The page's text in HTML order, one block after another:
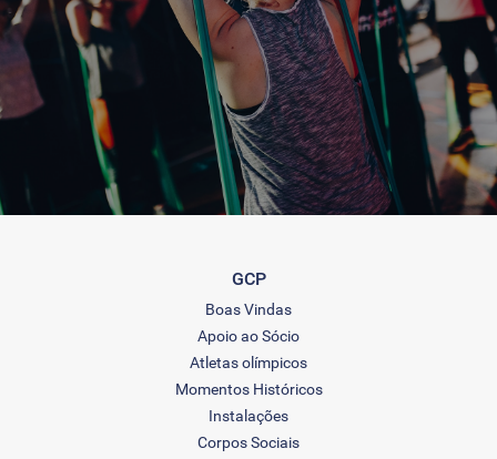
GCP
Boas Vindas
Apoio ao Sócio
Atletas olímpicos
Momentos Históricos
Instalações
Corpos Sociais